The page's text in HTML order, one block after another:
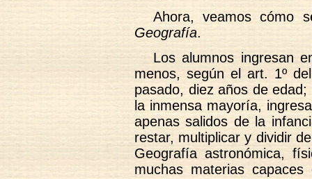
Ahora, veamos cómo
Geografía.
Los alumnos ingresan
menos, según el art. 1º
pasado, diez años de
la inmensa mayoría,
apenas salidos de la
restar, multiplicar y dividir
Geografía astronómica,
muchas materias